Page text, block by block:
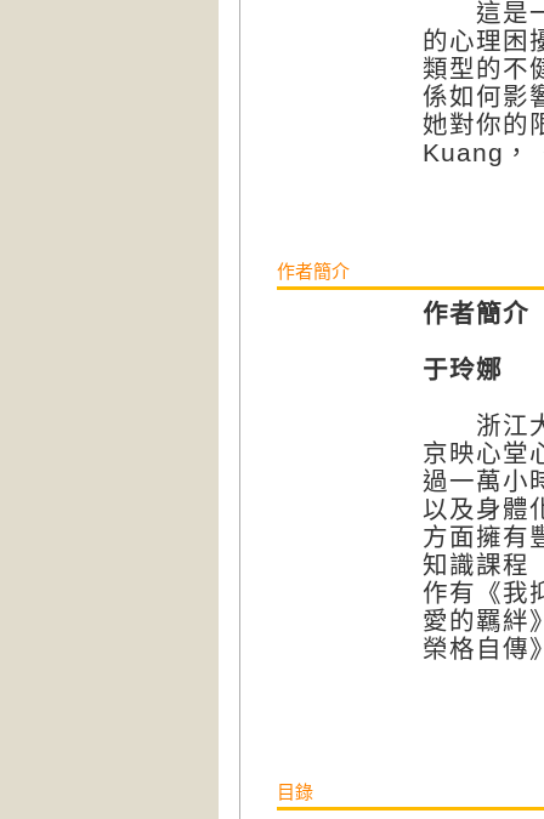
這是一
的心理困
類型的不
係如何影
她對你的
Kuang，
作者簡介
作者簡介
于玲娜
浙江大
京映心堂
過一萬小
以及身體
方面擁有
知識課程
作有《我
愛的羈絆
榮格自傳
目錄